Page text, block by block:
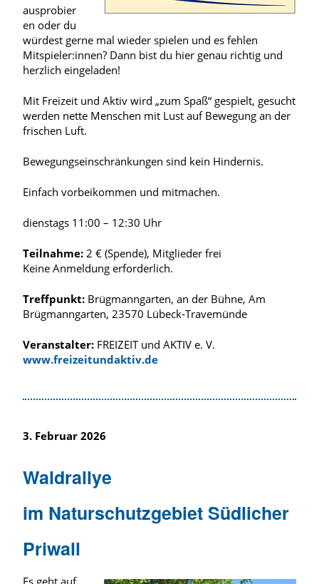
ausprobier
en oder du
würdest gerne mal wieder spielen und es fehlen
Mitspieler:innen? Dann bist du hier genau richtig und
herzlich eingeladen!
Mit Freizeit und Aktiv wird „zum Spaß“ gespielt, gesucht
werden nette Menschen mit Lust auf Bewegung an der
frischen Luft.
Bewegungseinschränkungen sind kein Hindernis.
Einfach vorbeikommen und mitmachen.
dienstags 11:00 – 12:30 Uhr
Teilnahme: 2 € (Spende), Mitglieder frei
Keine Anmeldung erforderlich.
Treffpunkt: Brügmanngarten, an der Bühne, Am
Brügmanngarten, 23570 Lübeck-Travemünde
Veranstalter: FREIZEIT und AKTIV e. V.
www.freizeitundaktiv.de
3. Februar 2026
Waldrallye
im Naturschutzgebiet Südlicher
Priwall